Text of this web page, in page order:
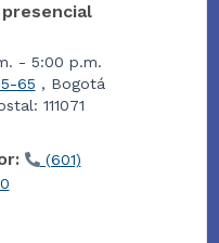
- 5:00 p.m.
65 , Bogotá
111071
(601)